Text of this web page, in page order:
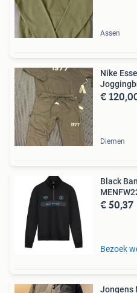
Assen
Nike
€
Diemen
Black
€ 50,37
Bezoek
Jongens